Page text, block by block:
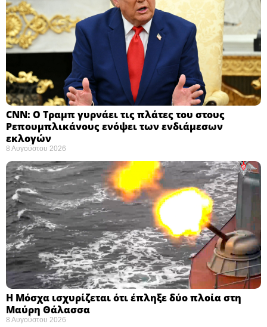
CNN: Ο Τραμπ γυρνάει τις πλάτες του στους
Ρεπουμπλικάνους ενόψει των ενδιάμεσων
εκλογών ​
8 Αυγούστου 2026
Η Μόσχα ισχυρίζεται ότι έπληξε δύο πλοία στη
Μαύρη Θάλασσα ​
8 Αυγούστου 2026